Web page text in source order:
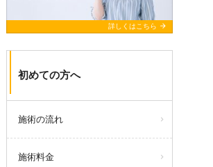
詳しくはこちら arrow_forward
初めての方へ
施術の流れ
施術料金